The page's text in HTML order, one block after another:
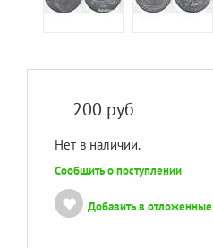
200 руб
Нет в наличии.
Сообщить о поступлении
Добавить в отложенные